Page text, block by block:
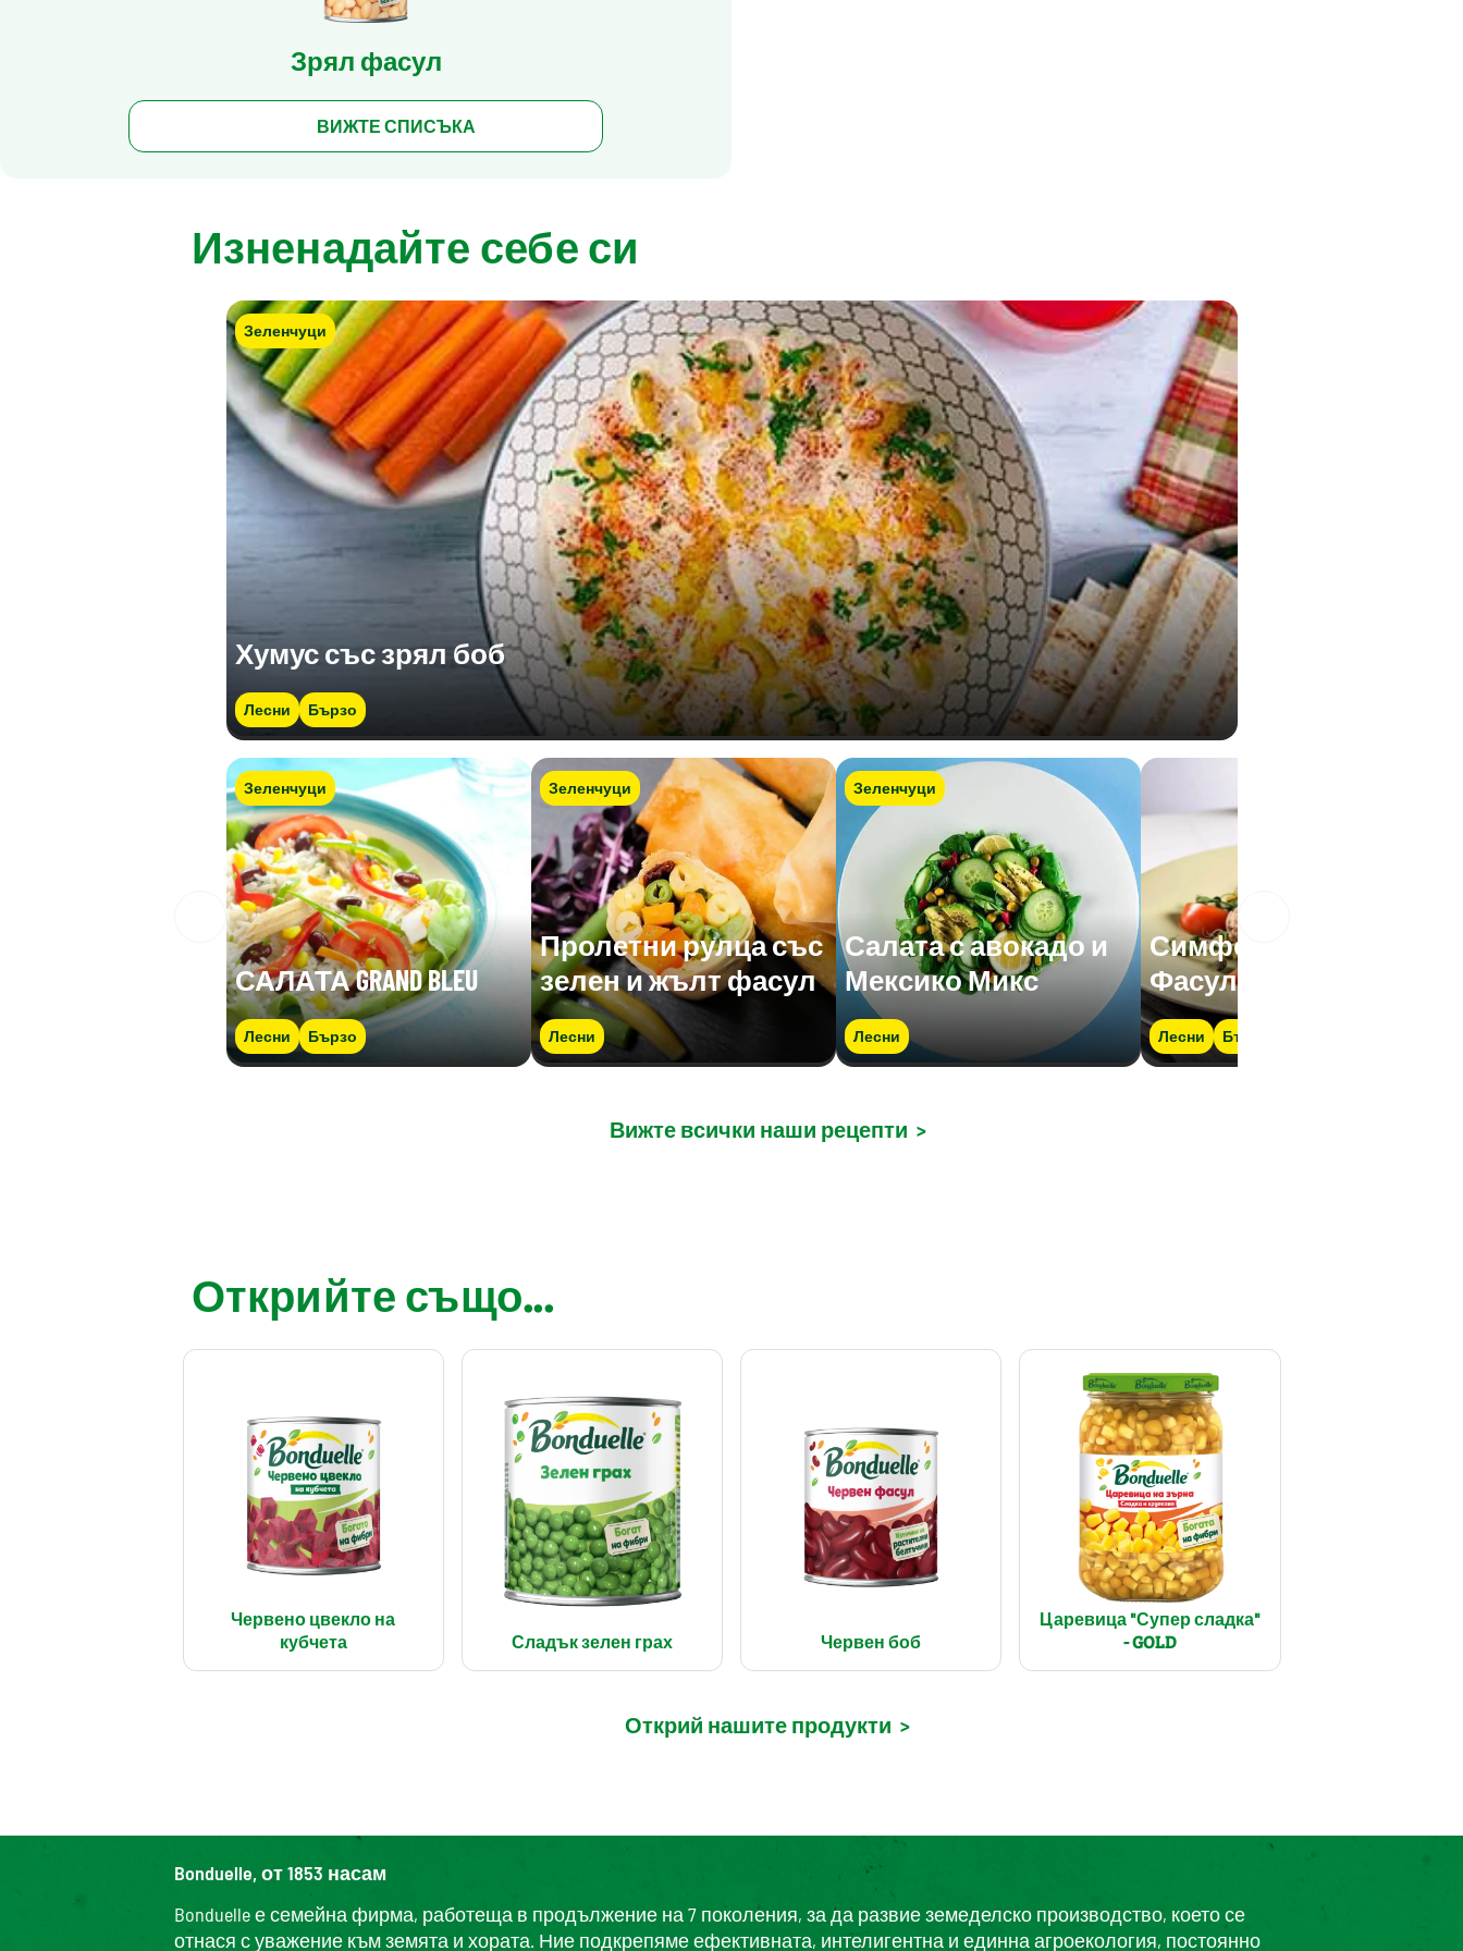
Зрял фасул
ВИЖТЕ СПИСЪКА
Изненадайте себе си
Зеленчуци
Хумус със зрял боб
Лесни Бързо
Зеленчуци
САЛАТА GRAND BLEU
Лесни Бързо
Зеленчуци
Пролетни рулца със
зелен и жълт фасул
Лесни
Зеленчуци
Салата с авокадо и
Мексико Микс
Лесни
Симфония от зелен
Фасул и риба тон
Лесни Бързо
Вижте всички наши рецепти >
Открийте също...
Червено цвекло на
кубчета
Сладък зелен грах Червен боб
Царевица "Супер сладка"
- GOLD
Открий нашите продукти >
Bonduelle, от 1853 насам
Bonduelle е семейна фирма, работеща в продължение на 7 поколения, за да развие земеделско производство, което се
отнася с уважение към земята и хората. Ние подкрепяме ефективната, интелигентна и единна агроекология, постоянно